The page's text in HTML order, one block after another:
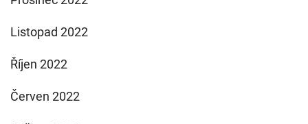
Listopad 2022
Říjen 2022
Červen 2022